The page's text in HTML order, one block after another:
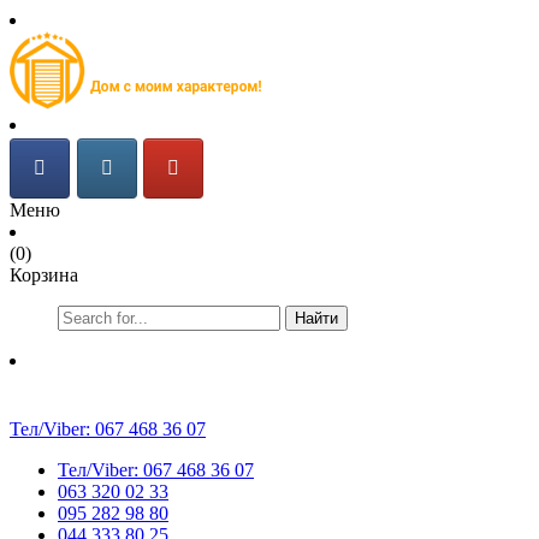
Меню
(0)
Корзина
Найти
Тел/Viber: 067 468 36 07
Тел/Viber: 067 468 36 07
063 320 02 33
095 282 98 80
044 333 80 25